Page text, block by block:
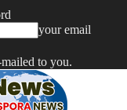
your email
to you.